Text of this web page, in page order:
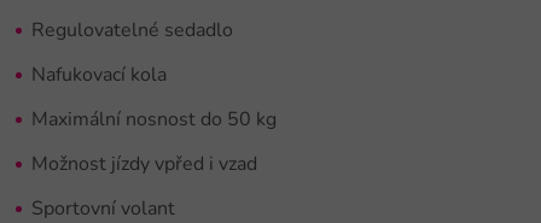
Regulovatelné sedadlo
Nafukovací kola
Maximální nosnost do 50 kg
Možnost jízdy vpřed i vzad
Sportovní volant